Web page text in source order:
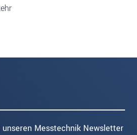
Messtechnik Newsletter